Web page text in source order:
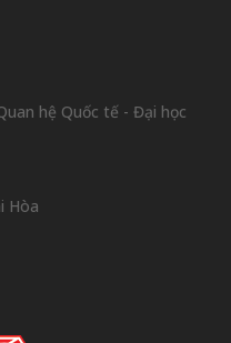
hệ Quốc tế - Đại học
Hòa